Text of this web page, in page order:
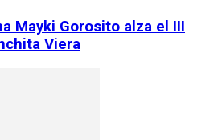
Mayki Gorosito alza el III
Viera